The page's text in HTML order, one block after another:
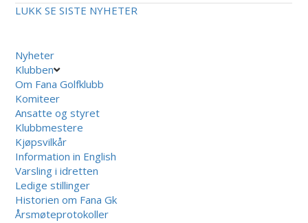
LUKK SE SISTE NYHETER
Nyheter
Klubben
Om Fana Golfklubb
Komiteer
Ansatte og styret
Klubbmestere
Kjøpsvilkår
Information in English
Varsling i idretten
Ledige stillinger
Historien om Fana Gk
Årsmøteprotokoller